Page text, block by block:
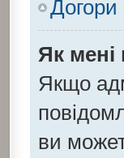
Догори
Як
Якщо
ви